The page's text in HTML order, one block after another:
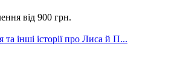
від 900 грн.
інші історії про Лиса й П...